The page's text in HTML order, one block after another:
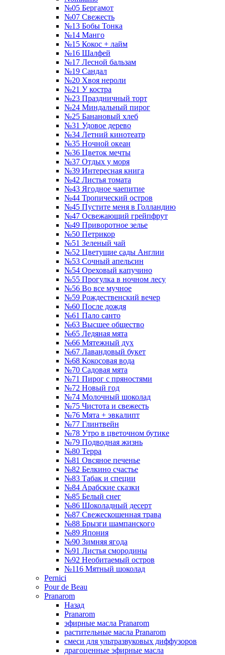
№05 Бергамот
№07 Свежесть
№13 Бобы Тонка
№14 Манго
№15 Кокос + лайм
№16 Шалфей
№17 Лесной бальзам
№19 Сандал
№20 Хвоя нероли
№21 У костра
№23 Праздничный торт
№24 Миндальный пирог
№25 Банановый хлеб
№31 Удовое дерево
№34 Летний кинотеатр
№35 Ночной океан
№36 Цветок мечты
№37 Отдых у моря
№39 Интересная книга
№42 Листья томата
№43 Ягодное чаепитие
№44 Тропический остров
№45 Пустите меня в Голландию
№47 Освежающий грейпфрут
№49 Приворотное зелье
№50 Петрикор
№51 Зеленый чай
№52 Цветущие сады Англии
№53 Сочный апельсин
№54 Ореховый капучино
№55 Прогулка в ночном лесу
№56 Во все мучное
№59 Рождественский вечер
№60 После дождя
№61 Пало санто
№63 Высшее общество
№65 Ледяная мята
№66 Мятежный дух
№67 Лавандовый букет
№68 Кокосовая вода
№70 Садовая мята
№71 Пирог с пряностями
№72 Новый год
№74 Молочный шоколад
№75 Чистота и свежесть
№76 Мята + эвкалипт
№77 Глинтвейн
№78 Утро в цветочном бутике
№79 Подводная жизнь
№80 Терра
№81 Овсяное печенье
№82 Белкино счастье
№83 Табак и специи
№84 Арабские сказки
№85 Белый снег
№86 Шоколадный десерт
№87 Свежескошенная трава
№88 Брызги шампанского
№89 Япония
№90 Зимняя ягода
№91 Листья смородины
№92 Необитаемый остров
№116 Мятный шоколад
Pernici
Pour de Beau
Pranarom
Назад
Pranarom
эфирные масла Pranarom
растительные масла Pranarom
смеси для ультразвуковых диффузоров
драгоценные эфирные масла